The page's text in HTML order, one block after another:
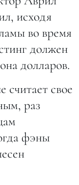
исходя
во время
должен
долларов.
считает свое
раз
фэны